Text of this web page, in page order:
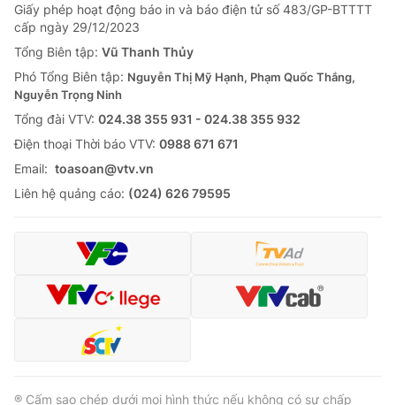
Giấy phép hoạt động báo in và báo điện tử số 483/GP-BTTTT
cấp ngày 29/12/2023
Tổng Biên tập: Vũ Thanh Thủy
Phó Tổng Biên tập: Nguyễn Thị Mỹ Hạnh, Phạm Quốc Thắng,
Nguyễn Trọng Ninh
Tổng đài VTV: 024.38 355 931 - 024.38 355 932
Ðiện thoại Thời báo VTV: 0988 671 671
Email: toasoan@vtv.vn
Liên hệ quảng cáo: (024) 626 79595
® Cấm sao chép dưới mọi hình thức nếu không có sự chấp